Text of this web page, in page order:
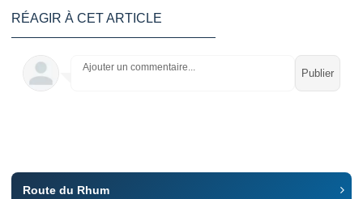
RÉAGIR À CET ARTICLE
Ajouter un commentaire...
Route du Rhum